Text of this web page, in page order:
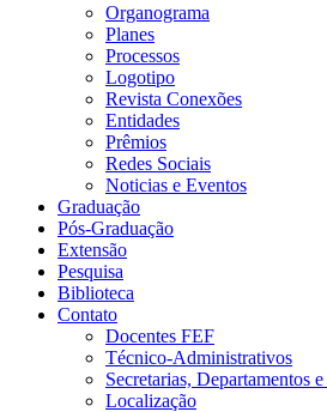
Organograma
Planes
Processos
Logotipo
Revista Conexões
Entidades
Prêmios
Redes Sociais
Noticias e Eventos
Graduação
Pós-Graduação
Extensão
Pesquisa
Biblioteca
Contato
Docentes FEF
Técnico-Administrativos
Secretarias, Departamentos
Localização